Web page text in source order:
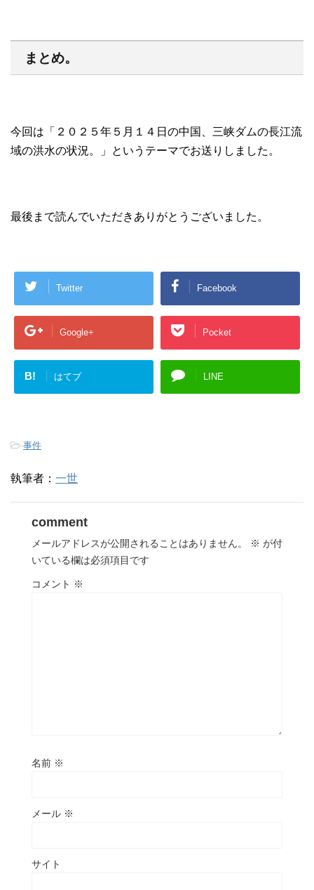
まとめ。
今回は「２０２５年５月１４日の中国、三峡ダムの長江流
域の洪水の状況。」というテーマでお送りしました。
最後まで読んでいただきありがとうございました。
Twitter Facebook
Google+ Pocket
B! はてブ LINE
-事件
執筆者： 一世
comment
メールアドレスが公開されることはありません。 ※ が付
いている欄は必須項目です
コメント ※
名前 ※
メール ※
サイト